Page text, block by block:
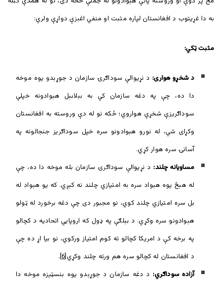
به دا غړيتوب د افغانستان لپاره مثبت او منفي اغېزې دواړې ولري:
مثبت ټکي:
د شخړو هواری: د نړیوالې سوداګرۍ سازمان د جوړېدو یوه موخه
دا ده، چې په دغه سازمان کې به بېلابېل هېوادونه خپلې
سوداګريزې شخړې هواروي؛ ځکه نو له دې وروسته به افغانستان
وکړای شي، له نورو هېوادونو سره خپل سوداګريز جنجالونه په
آسانۍ سره هوار کړي.
مساويانه چلند: د نړیوالې سوداګرۍ سازمان بله موخه دا ده، چې
له هېڅ یوه هېواد سره به امتیازي چلند نه کېږي. که یو هېواد له
بل سره امتیازي چلند کوي، نو مجبور دی چې دغه برخورد له ټولو
هېوادونو سره وکړي. د بېلګې په ډول که اروپايي اتحادیه د کچالو
په برخه کې د امریکا کچالو ته کوم امتیاز ورکوي، نو بیا اړ ده چې
د افغانستان له کچالو سره هم ورته چلند وکړي[6]
.
آزاده سوداګري: د دغه سازمان د جوړېدو یوه بنسټيزه موخه دا